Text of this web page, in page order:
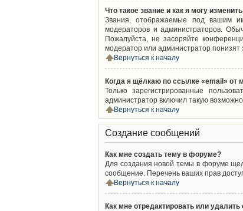
Что такое звание и как я могу
Звания, отображаемые под вашим
модераторов и администраторов.
Пожалуйста, не засоряйте
модератор или администратор
Вернуться к началу
Когда я щёлкаю по ссылке «email» от
Только зарегистрированные
администратор включил такую
Вернуться к началу
Создание сообщений
Как мне создать тему в форуме?
Для создания новой темы в форуме
сообщение. Перечень ваших прав
Вернуться к началу
Как мне отредактировать или